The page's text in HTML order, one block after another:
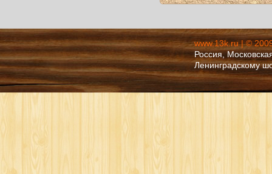
www.13k.ru | ©
Россия,
Ленинградскому